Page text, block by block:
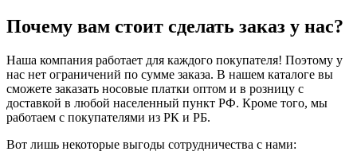
Почему вам стоит сделать заказ у нас?
Наша компания работает для каждого покупателя! Поэтому у
нас нет ограничений по сумме заказа. В нашем каталоге вы
сможете заказать носовые платки оптом и в розницу с
доставкой в любой населенный пункт РФ. Кроме того, мы
работаем с покупателями из РК и РБ.
Вот лишь некоторые выгоды сотрудничества с нами: